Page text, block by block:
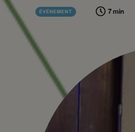
ÉVÉNEMENT 7 min